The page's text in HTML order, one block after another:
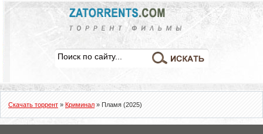
Скачать торрент » Криминал » Пламя (2025)